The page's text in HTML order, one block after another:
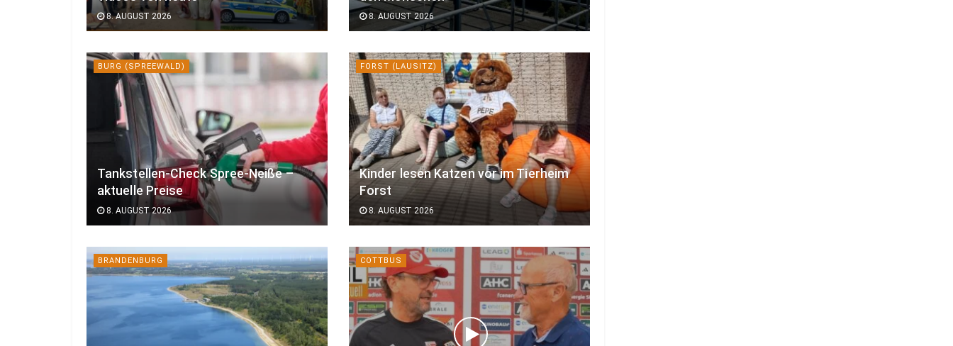
8. AUGUST 2026 8. AUGUST 2026
BURG (SPREEWALD)
Tankstellen-Check Spree-Neiße –
aktuelle Preise
8. AUGUST 2026
FORST (LAUSITZ)
Kinder lesen Katzen vor im Tierheim
Forst
8. AUGUST 2026
BRANDENBURG COTTBUS